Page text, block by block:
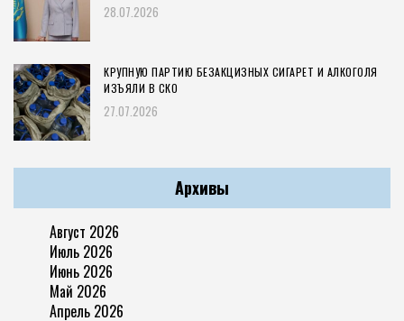
28.07.2026
КРУПНУЮ ПАРТИЮ БЕЗАКЦИЗНЫХ СИГАРЕТ И АЛКОГОЛЯ
ИЗЪЯЛИ В СКО
27.07.2026
Архивы
Август 2026
Июль 2026
Июнь 2026
Май 2026
Апрель 2026